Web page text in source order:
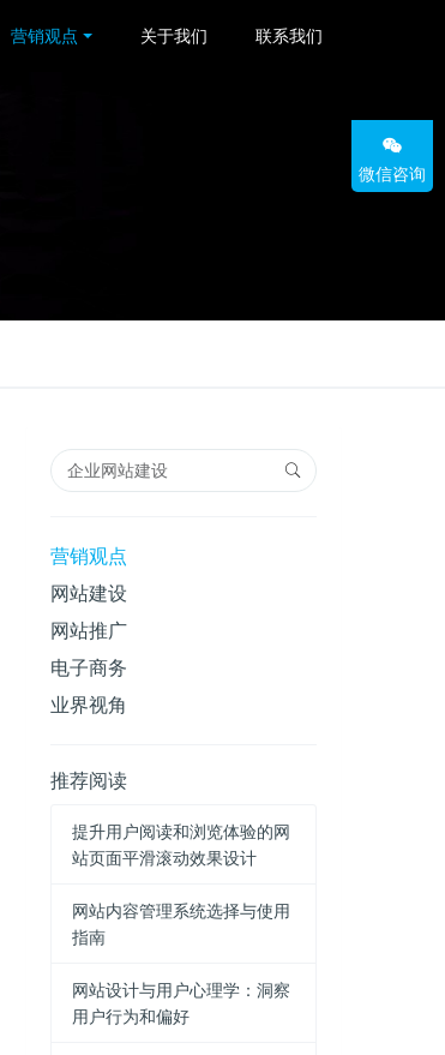
营销观点 关于我们 联系我们
营销观点
网站建设
网站推广
电子商务
业界视角
推荐阅读
提升用户阅读和浏览体验的网
站页面平滑滚动效果设计
网站内容管理系统选择与使用
指南
网站设计与用户心理学：洞察
用户行为和偏好
微信咨询